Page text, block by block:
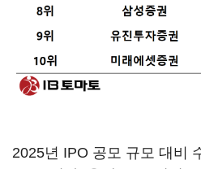
2025년 IPO 공모 규모 대비